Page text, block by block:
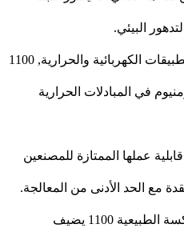
البيئي.
: مثالي للتطبيقات الكهربائية والحرارية, 1100
في المبادلات الحرارية
قابلية عملها الممتازة للمصنعين
مع الحد الأدنى من المعالجة.
: الجودة العاكسة الطبيعية 1100 يضيف